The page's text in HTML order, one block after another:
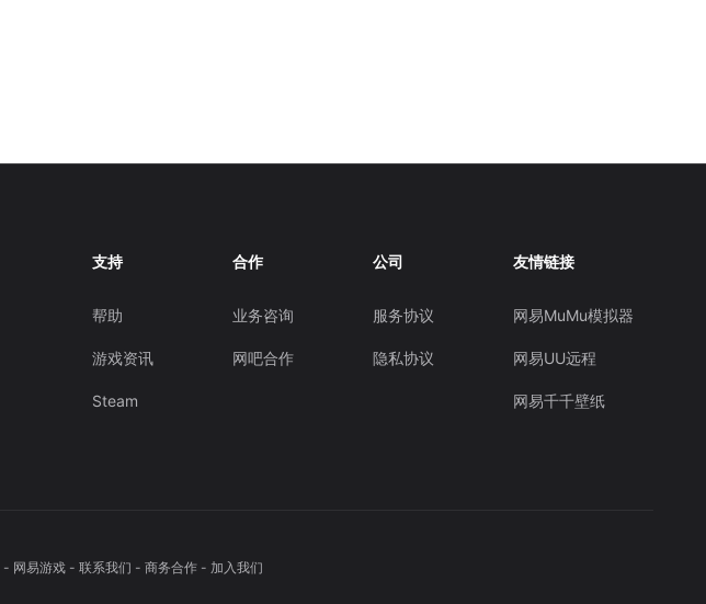
支持
帮助
游戏资讯
Steam
合作
业务咨询
网吧合作
公司
服务协议
隐私协议
友情链接
网易MuMu模拟器
网易UU远程
网易千千壁纸
- 网易游戏- 联系我们 - 商务合作- 加入我们